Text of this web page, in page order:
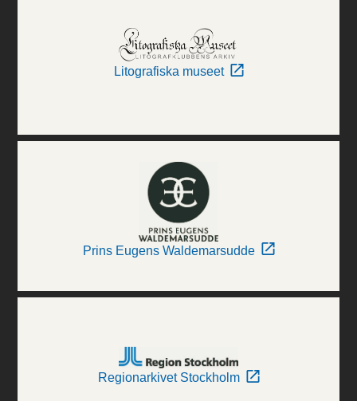
Litografiska museet
Prins Eugens Waldemarsudde
Regionarkivet Stockholm